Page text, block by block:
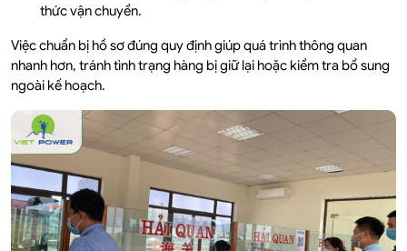
thức vận chuyển.
Việc chuẩn bị hồ sơ đúng quy định giúp quá trình thông quan
nhanh hơn, tránh tình trạng hàng bị giữ lại hoặc kiểm tra bổ sung
ngoài kế hoạch.